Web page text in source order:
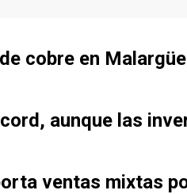
cobre en
aunque las
ventas mixtas